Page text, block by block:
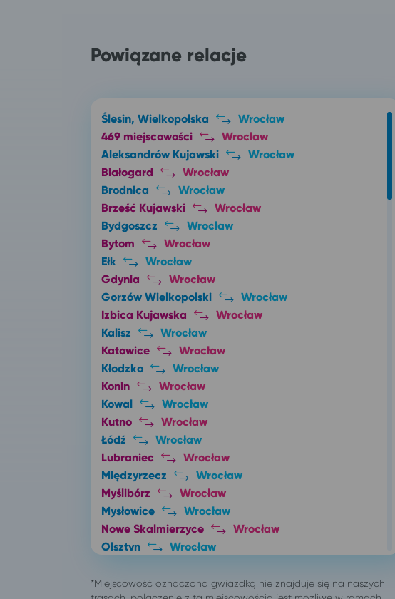
Powiązane relacje
Ślesin, Wielkopolska
Wrocław
469 miejscowości
Wrocław
Aleksandrów Kujawski
Wrocław
Białogard
Wrocław
Brodnica
Wrocław
Brześć Kujawski
Wrocław
Bydgoszcz
Wrocław
Bytom
Wrocław
Ełk
Wrocław
Gdynia
Wrocław
Gorzów Wielkopolski
Wrocław
Izbica Kujawska
Wrocław
Kalisz
Wrocław
Katowice
Wrocław
Kłodzko
Wrocław
Konin
Wrocław
Kowal
Wrocław
Kutno
Wrocław
Łódź
Wrocław
Lubraniec
Wrocław
Międzyrzecz
Wrocław
Myślibórz
Wrocław
Mysłowice
Wrocław
Nowe Skalmierzyce
Wrocław
Olsztyn
Wrocław
Ostrów Wielkopolski
Wrocław